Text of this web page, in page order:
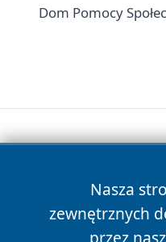
Dom Pomocy
Nasza
zewnętrznych
przez